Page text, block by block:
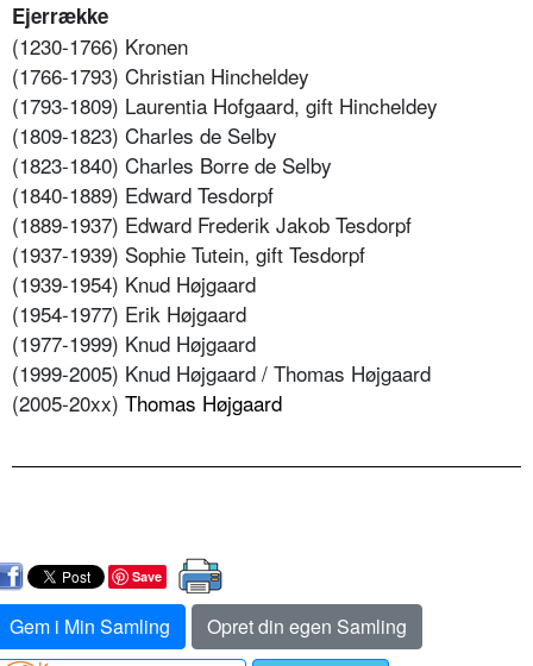
Ejerrække
(1230-1766) Kronen
(1766-1793) Christian Hincheldey
(1793-1809) Laurentia Hofgaard, gift Hincheldey
(1809-1823) Charles de Selby
(1823-1840) Charles Borre de Selby
(1840-1889) Edward Tesdorpf
(1889-1937) Edward Frederik Jakob Tesdorpf
(1937-1939) Sophie Tutein, gift Tesdorpf
(1939-1954) Knud Højgaard
(1954-1977) Erik Højgaard
(1977-1999) Knud Højgaard
(1999-2005) Knud Højgaard / Thomas Højgaard
(2005-20xx) Thomas Højgaard
Save
Gem i Min Samling
Opret din egen Samling